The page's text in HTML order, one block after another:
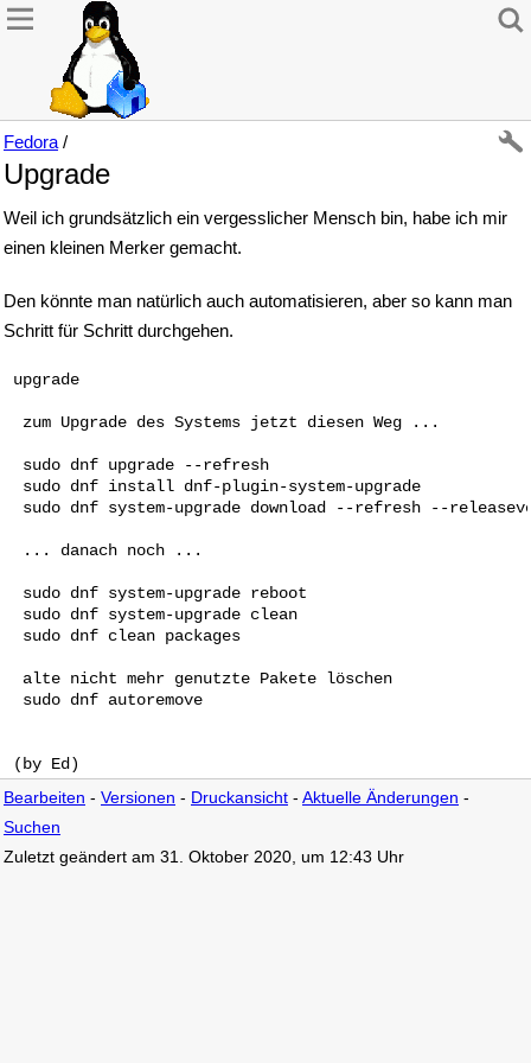
Fedora /
Upgrade
Weil ich grundsätzlich ein vergesslicher Mensch bin, habe ich mir
einen kleinen Merker gemacht.
Den könnte man natürlich auch automatisieren, aber so kann man
Schritt für Schritt durchgehen.
upgrade
  zum Upgrade des Systems jetzt diesen Weg ...
  sudo dnf upgrade --refresh
  sudo dnf install dnf-plugin-system-upgrade
sudo dnf system-upgrade download --refresh --
  ... danach noch ...
  sudo dnf system-upgrade reboot
  sudo dnf system-upgrade clean
  sudo dnf clean packages
  alte nicht mehr genutzte Pakete löschen
  sudo dnf autoremove
Bearbeiten - Versionen - Druckansicht - Aktuelle Änderungen -
Suchen
Zuletzt geändert am 31. Oktober 2020, um 12:43 Uhr